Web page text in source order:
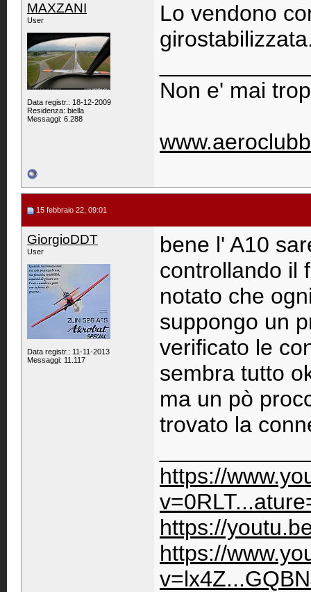
MAXZANI
User
Data registr.: 18-12-2009
Residenza: biella
Messaggi: 6.288
Lo vendono
Non e' mai
15 febbraio 22, 09:01
GiorgioDDT
User
Data registr.: 11-11-2013
Messaggi: 11.117
bene l' A10
controllando il
notato che
suppongo un
verificato le
sembra tutto
ma un pò
trovato la
https://
https://
https://